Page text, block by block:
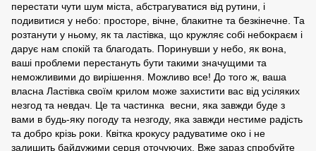
перестати чути шум міста, абстрагуватися від рутини, і
подивитися у небо: просторе, вічне, блакитне та безкінечне. Та
розтанути у ньому, як та ластівка, що кружляє собі небокраєм і
дарує нам спокій та благодать. Поринувши у небо, як вона,
ваші проблеми перестануть бути такими значущими та
неможливими до вирішення. Можливо все! До того ж, ваша
власна Ластівка своїм крилом може захистити вас від усіляких
незгод та невдач. Це та частинка весни, яка завжди буде з
вами в будь-яку погоду та незгоду, яка завжди нестиме радість
та добро крізь роки. Квітка крокусу радуватиме око і не
залишить байдужими серця оточуючих. Вже зараз спробуйте